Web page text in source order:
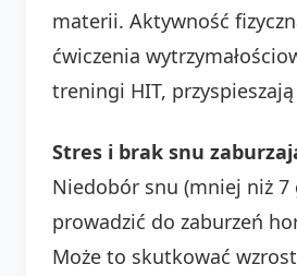
materii. Aktywność
ćwiczenia
treningi HIT,
Stres i brak snu
Niedobór snu (mniej niż 7
prowadzić do zaburzeń
Może to skutkować